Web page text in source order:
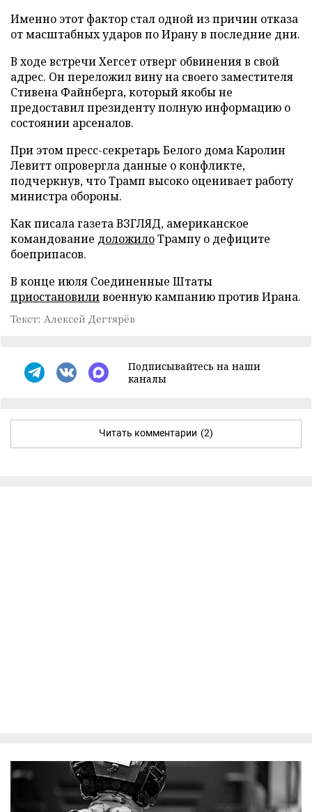
Именно этот фактор стал одной из причин отказа
от масштабных ударов по Ирану в последние дни.
В ходе встречи Хегсет отверг обвинения в свой
адрес. Он переложил вину на своего заместителя
Стивена Файнберга, который якобы не
предоставил президенту полную информацию о
состоянии арсеналов.
При этом пресс-секретарь Белого дома Каролин
Левитт опровергла данные о конфликте,
подчеркнув, что Трамп высоко оценивает работу
министра обороны.
Как писала газета ВЗГЛЯД, американское
командование доложилоТрампу о дефиците
боеприпасов.
В конце июля Соединенные Штаты
приостановиливоенную кампанию против Ирана.
Текст: Алексей Дегтярёв
Подписывайтесь на наши
каналы
Читать комментарии (2)